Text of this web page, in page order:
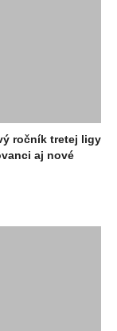
ročník tretej ligy
aj nové